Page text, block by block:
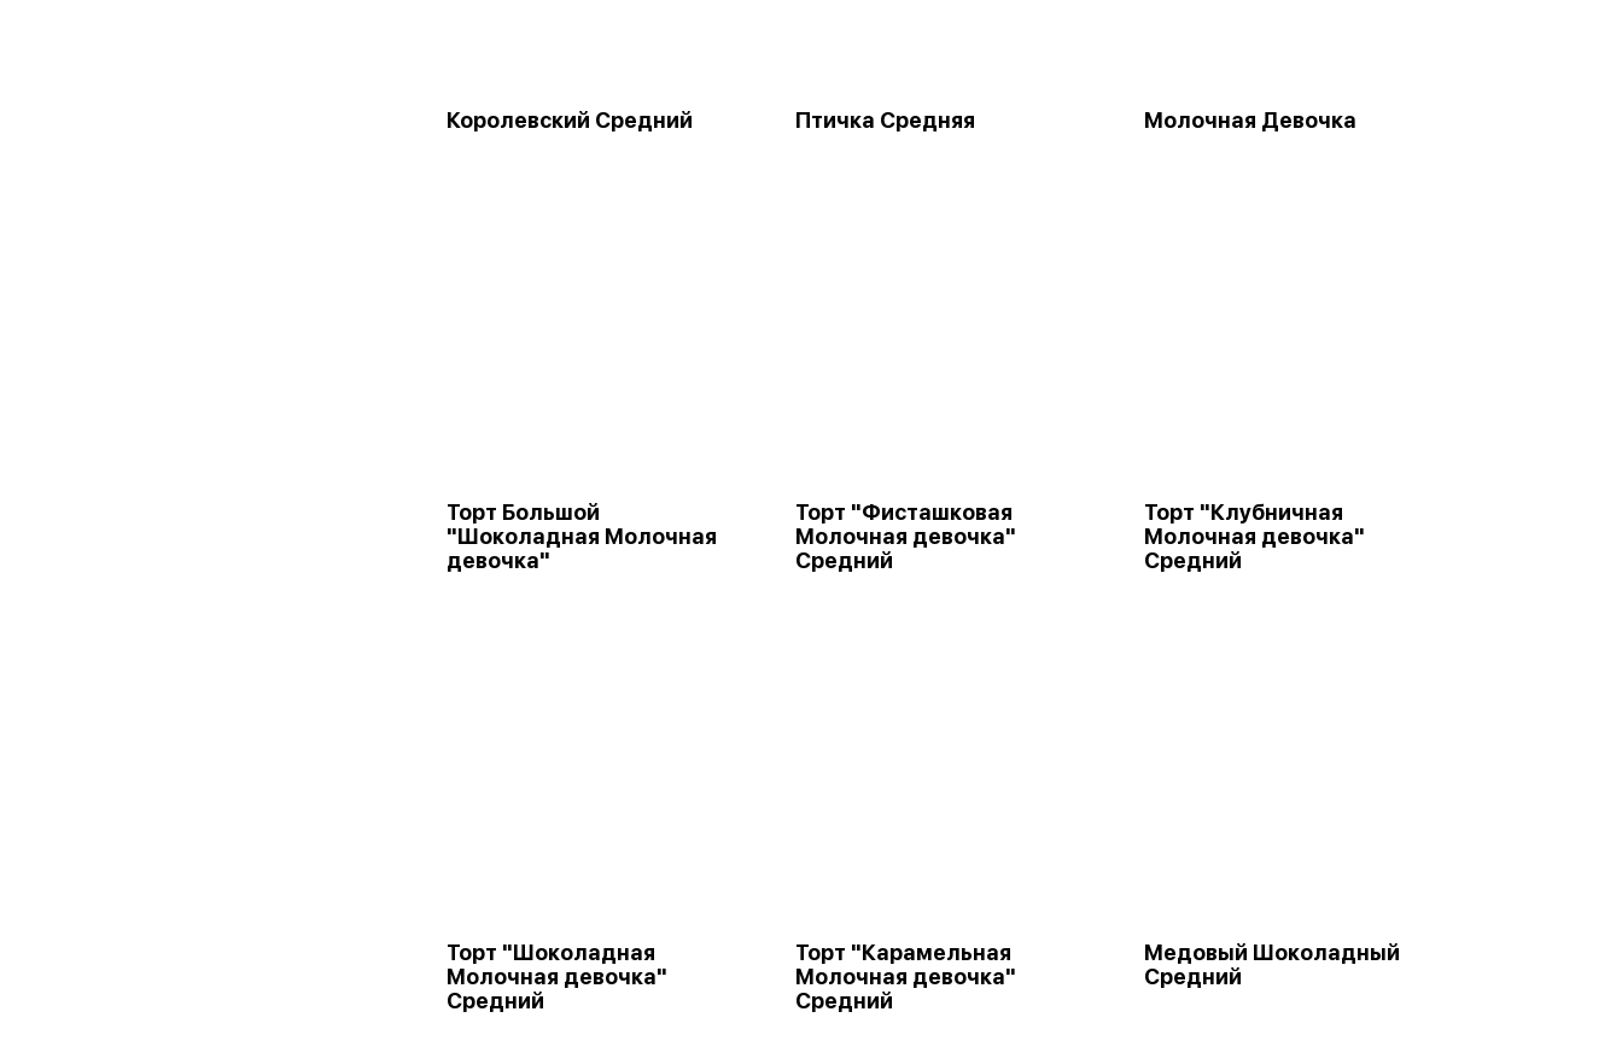
Королевский Средний Птичка Средняя Молочная Девочка
Торт Большой
"Шоколадная Молочная
девочка"
Торт "Фисташковая
Молочная девочка"
Средний
Торт "Клубничная
Молочная девочка"
Средний
Торт "Шоколадная
Молочная девочка"
Средний
Торт "Карамельная
Молочная девочка"
Средний
Медовый Шоколадный
Средний